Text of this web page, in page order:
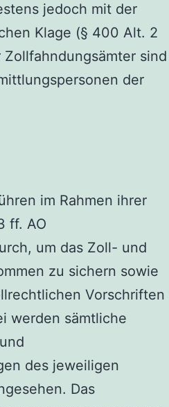
jedoch mit der
Klage (§ 400 Alt. 2
Zollfahndungsämter sind
der
im Rahmen ihrer
ff. AO
um das Zoll- und
zu sichern sowie
Vorschriften
werden sämtliche
des jeweiligen
Das